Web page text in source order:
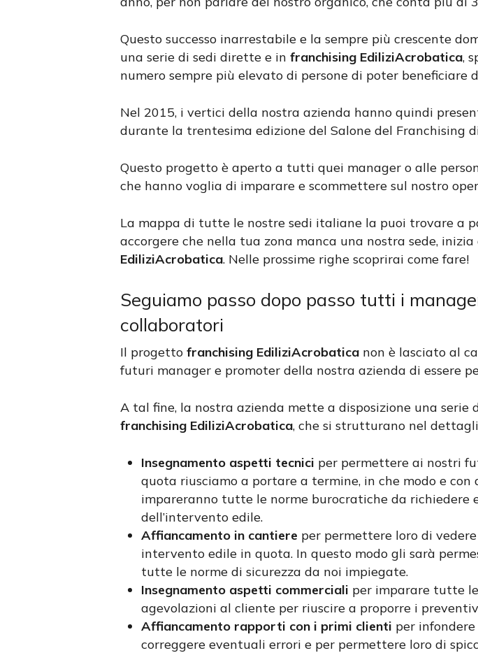
Questo successo inarrestabile e la sempre più crescente
una serie di sedi dirette e in franchising EdiliziAcrobatica,
numero sempre più elevato di persone di poter beneficiare
Nel 2015, i vertici della nostra azienda hanno quindi
durante la trentesima edizione del Salone del Franchising
Questo progetto è aperto a tutti quei manager o alle
che hanno voglia di imparare e scommettere sul nostro
La mappa di tutte le nostre sedi italiane la puoi trovare a
accorgere che nella tua zona manca una nostra sede,
EdiliziAcrobatica. Nelle prossime righe scoprirai come fare!
Seguiamo passo dopo passo tutti i
collaboratori
Il progetto franchising EdiliziAcrobatica non è lasciato al
futuri manager e promoter della nostra azienda di essere
A tal fine, la nostra azienda mette a disposizione una
franchising EdiliziAcrobatica, che si strutturano nel
Insegnamento aspetti tecnici per permettere ai nostri
quota riusciamo a portare a termine, in che modo e
impareranno tutte le norme burocratiche da richiedere
dell’intervento edile.
Affiancamento in cantiere per permettere loro di
intervento edile in quota. In questo modo gli sarà
tutte le norme di sicurezza da noi impiegate.
Insegnamento aspetti commerciali per imparare tutte
agevolazioni al cliente per riuscire a proporre i
Affiancamento rapporti con i primi clienti per
correggere eventuali errori e per permettere loro di